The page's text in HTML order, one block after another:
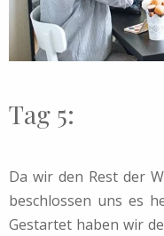
Tag 5:
Da wir den Rest der
beschlossen uns es
Gestartet haben wir